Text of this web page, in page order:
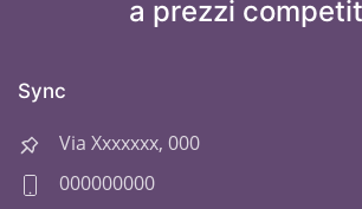
a prezzi
Sync
Via Xxxxxxx, 000
000000000